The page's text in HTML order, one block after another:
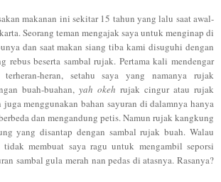
makanan ini sekitar 15 tahun yang lalu saat awal-
Seorang teman mengajak saya untuk menginap di
dan saat makan siang tiba kami disuguhi dengan
rebus beserta sambal rujak. Pertama kali mendengar
heran, setahu saya yang namanya rujak
buah-buahan, yah okeh rujak cingur atau rujak
menggunakan bahan sayuran di dalamnya hanya
dan mengandung petis. Namun rujak kangkung
yang disantap dengan sambal rujak buah. Walau
tidak membuat saya ragu untuk mengambil seporsi
sambal gula merah nan pedas di atasnya. Rasanya?